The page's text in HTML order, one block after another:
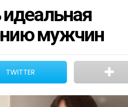
мужчин
TWITTER